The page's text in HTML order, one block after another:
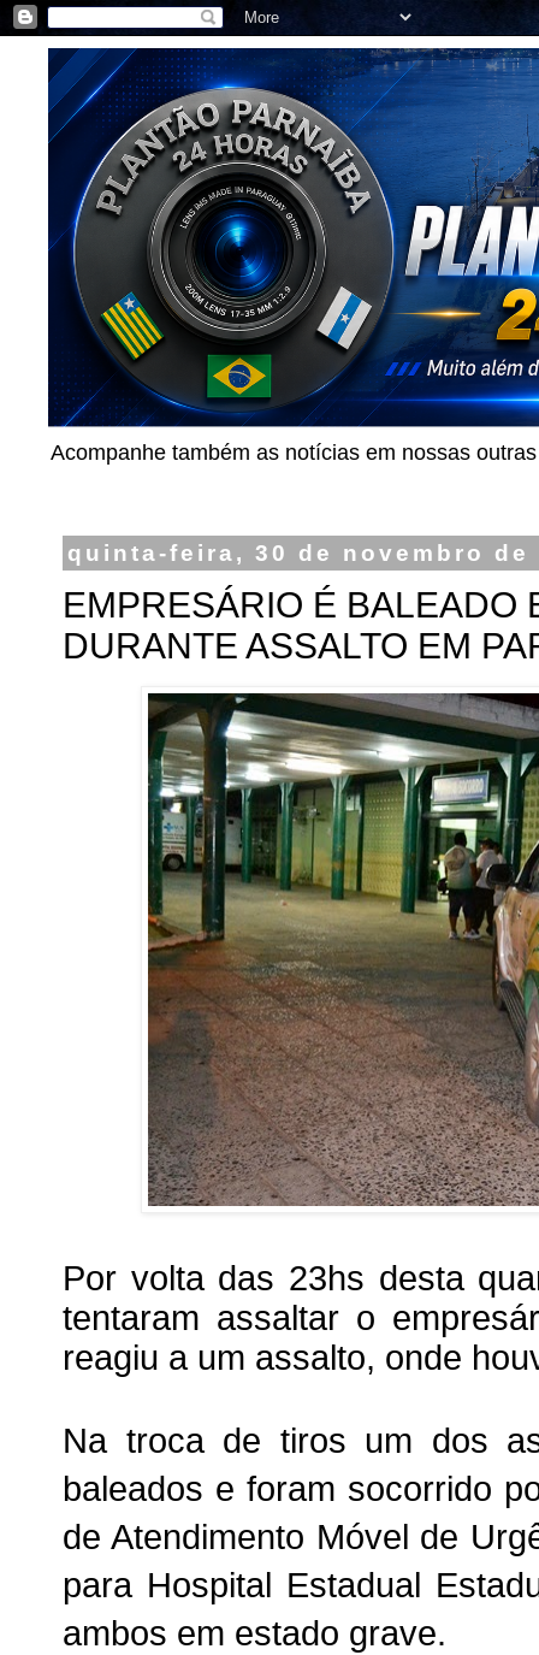
Acompanhe também as notícias em nossas
quinta-feira, 30 de novembro de
EMPRESÁRIO É BALEADO
DURANTE ASSALTO EM
Por volta das 23hs desta
tentaram assaltar o
reagiu a um assalto, onde
Na troca de tiros um dos
baleados e foram socorrido
de Atendimento Móvel de
para Hospital Estadual
ambos em estado grave.